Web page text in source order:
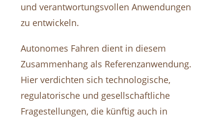
und verantwortungsvollen Anwendungen
zu entwickeln.
Autonomes Fahren dient in diesem
Zusammenhang als Referenzanwendung.
Hier verdichten sich technologische,
regulatorische und gesellschaftliche
Fragestellungen, die künftig auch in